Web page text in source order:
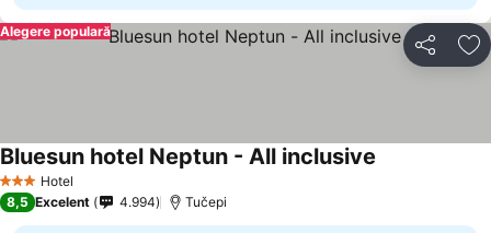
Distribuiți
Alegere populară
3 SteleHotel
Bluesun hotel Neptun - All inclusive
8,5 Excelent 4.994 Tučepi